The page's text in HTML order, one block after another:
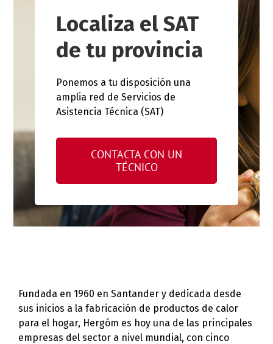
Localiza el SAT
de tu provincia
Ponemos a tu disposición una
amplia red de Servicios de
Asistencia Técnica (SAT)
CONTACTA CON UN
TÉCNICO
Fundada en 1960 en Santander y dedicada desde
sus inicios a la fabricación de productos de calor
para el hogar, Hergóm es hoy una de las principales
empresas del sector a nivel mundial, con cinco